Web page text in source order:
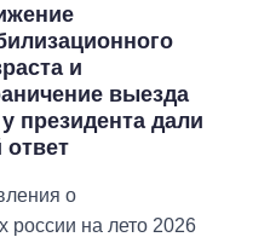
и
выезда
президента дали
о
россии на лето 2026